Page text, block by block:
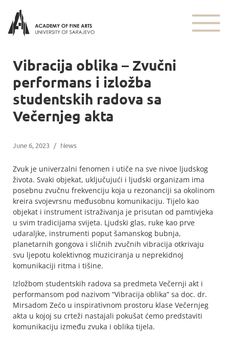
Vibracija oblika – Zvučni
performans i izložba
studentskih radova sa
Večernjeg akta
June 6, 2023 / News
Zvuk je univerzalni fenomen i utiče na sve nivoe ljudskog
života. Svaki objekat, uključujući i ljudski organizam ima
posebnu zvučnu frekvenciju koja u rezonanciji sa okolinom
kreira svojevrsnu međusobnu komunikaciju. Tijelo kao
objekat i instrument istraživanja je prisutan od pamtivjeka
u svim tradicijama svijeta. Ljudski glas, ruke kao prve
udaraljke, instrumenti poput šamanskog bubnja,
planetarnih gongova i sličnih zvučnih vibracija otkrivaju
svu ljepotu kolektivnog muziciranja u neprekidnoj
komunikaciji ritma i tišine.
Izložbom studentskih radova sa predmeta Večernji akt i
performansom pod nazivom “Vibracija oblika” sa doc. dr.
Mirsadom Zećo u inspirativnom prostoru klase Večernjeg
akta u kojoj su crteži nastajali pokušat ćemo predstaviti
komunikaciju između zvuka i oblika tijela.